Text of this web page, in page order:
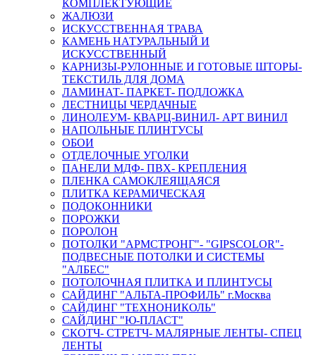
КОМПЛЕКТУЮЩИЕ
ЖАЛЮЗИ
ИСКУССТВЕННАЯ ТРАВА
КАМЕНЬ НАТУРАЛЬНЫЙ И
ИСКУССТВЕННЫЙ
КАРНИЗЫ-РУЛОННЫЕ И ГОТОВЫЕ ШТОРЫ-
ТЕКСТИЛЬ ДЛЯ ДОМА
ЛАМИНАТ- ПАРКЕТ- ПОДЛОЖКА
ЛЕСТНИЦЫ ЧЕРДАЧНЫЕ
ЛИНОЛЕУМ- КВАРЦ-ВИНИЛ- АРТ ВИНИЛ
НАПОЛЬНЫЕ ПЛИНТУСЫ
ОБОИ
ОТДЕЛОЧНЫЕ УГОЛКИ
ПАНЕЛИ МДФ- ПВХ- КРЕПЛЕНИЯ
ПЛЕНКА САМОКЛЕЯЩАЯСЯ
ПЛИТКА КЕРАМИЧЕСКАЯ
ПОДОКОННИКИ
ПОРОЖКИ
ПОРОЛОН
ПОТОЛКИ "АРМСТРОНГ"- "GIPSCOLOR"-
ПОДВЕСНЫЕ ПОТОЛКИ И СИСТЕМЫ
"АЛБЕС"
ПОТОЛОЧНАЯ ПЛИТКА И ПЛИНТУСЫ
САЙДИНГ "АЛЬТА-ПРОФИЛЬ" г.Москва
САЙДИНГ "ТЕХНОНИКОЛЬ"
САЙДИНГ "Ю-ПЛАСТ"
СКОТЧ- СТРЕТЧ- МАЛЯРНЫЕ ЛЕНТЫ- СПЕЦ
ЛЕНТЫ